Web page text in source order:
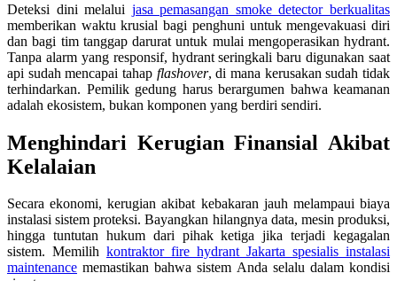
Deteksi dini melalui jasa pemasangan smoke detector berkualitas
memberikan waktu krusial bagi penghuni untuk mengevakuasi diri
dan bagi tim tanggap darurat untuk mulai mengoperasikan hydrant.
Tanpa alarm yang responsif, hydrant seringkali baru digunakan saat
api sudah mencapai tahap flashover, di mana kerusakan sudah tidak
terhindarkan. Pemilik gedung harus berargumen bahwa keamanan
adalah ekosistem, bukan komponen yang berdiri sendiri.
Menghindari Kerugian Finansial Akibat
Kelalaian
Secara ekonomi, kerugian akibat kebakaran jauh melampaui biaya
instalasi sistem proteksi. Bayangkan hilangnya data, mesin produksi,
hingga tuntutan hukum dari pihak ketiga jika terjadi kegagalan
sistem. Memilih kontraktor fire hydrant Jakarta spesialis instalasi
maintenance memastikan bahwa sistem Anda selalu dalam kondisi